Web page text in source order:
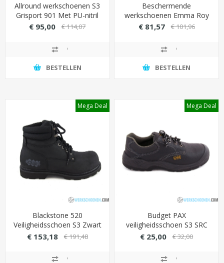
Allround werkschoenen S3
Grisport 901 Met PU-nitril
loopzool (slijtvast &
€ 95,00 € 114,07
BESTELLEN
Beschermende
werkschoenen Emma Roy
S2 laag met ademende
€ 81,57 € 101,96
BESTELLEN
Mega Deal
Blackstone 520
Veiligheidsschoen S3 Zwart
Grote maten (47-50)
€ 153,18 € 191,48
Mega Deal
Budget PAX
veiligheidsschoen S3 SRC
laag model met stalen
€ 25,00 € 32,00